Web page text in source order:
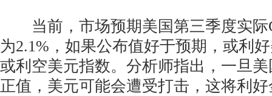
当前，市场预期美国第三季度实际
为2.1%，如果公布值好于预期，或利
或利空美元指数。分析师指出，一旦
正值，美元可能会遭受打击，这将利